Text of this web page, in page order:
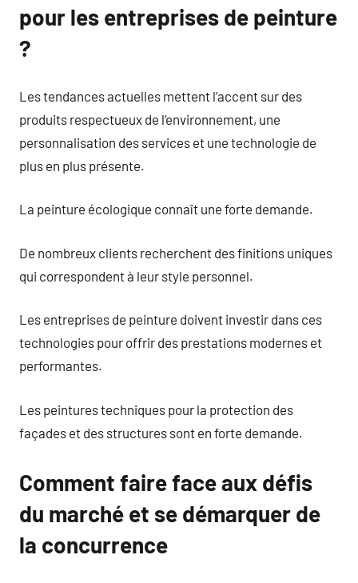
pour les entreprises de peinture
?
Les tendances actuelles mettent l’accent sur des
produits respectueux de l’environnement, une
personnalisation des services et une technologie de
plus en plus présente.
La peinture écologique connaît une forte demande.
De nombreux clients recherchent des finitions uniques
qui correspondent à leur style personnel.
Les entreprises de peinture doivent investir dans ces
technologies pour offrir des prestations modernes et
performantes.
Les peintures techniques pour la protection des
façades et des structures sont en forte demande.
Comment faire face aux défis
du marché et se démarquer de
la concurrence